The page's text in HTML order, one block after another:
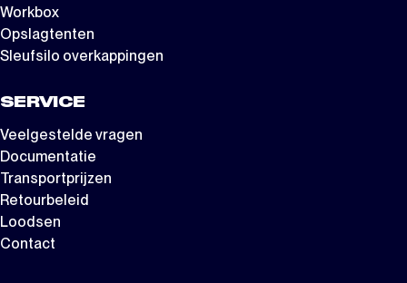
Workbox
Opslagtenten
Sleufsilo overkappingen
SERVICE
Veelgestelde vragen
Documentatie
Transportprijzen
Retourbeleid
Loodsen
Contact